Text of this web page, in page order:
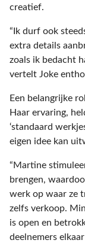
creatief.
“Ik durf ook
extra details
zoals ik bedacht
vertelt Joke
Een belangrijke
Haar ervaring,
‘standaard
eigen idee kan
“Martine
brengen,
werk op waar ze
zelfs verkoop.
is open en
deelnemers